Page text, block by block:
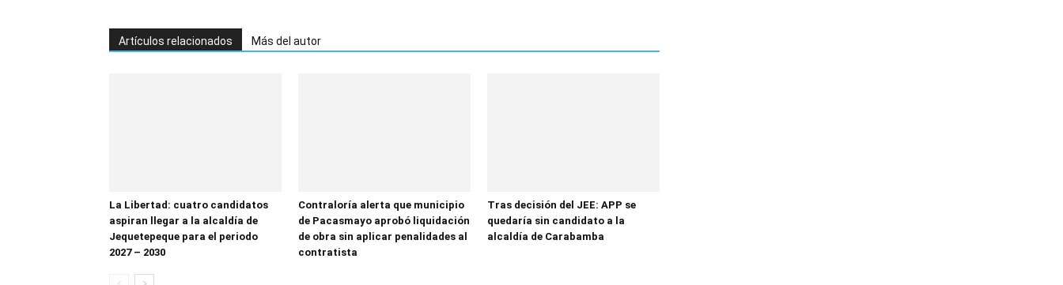
Artículos relacionados Más del autor
La Libertad: cuatro candidatos
aspiran llegar a la alcaldía de
Jequetepeque para el periodo
2027 – 2030
Contraloría alerta que municipio
de Pacasmayo aprobó liquidación
de obra sin aplicar penalidades al
contratista
Tras decisión del JEE: APP se
quedaría sin candidato a la
alcaldía de Carabamba